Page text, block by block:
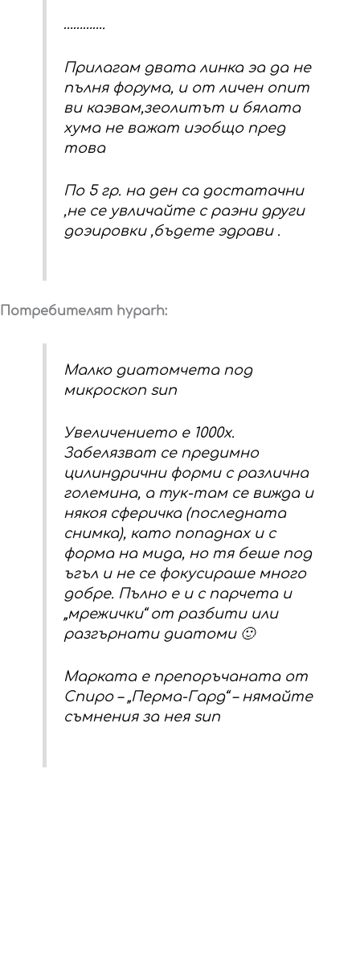
………….
Прилагам двата линка эа да не
пълня форума, и от личен опит
ви каэвам,зеолитът и бялата
хума не важат иэобщо пред
това
По 5 гр. на ден са достатачни
,не се увличайте с раэни други
доэировки ,бъдете эдрави .
Потребителят hyparh:
Малко диатомчета под
микроскоп sun
Увеличението е 1000х.
Забелязват се предимно
цилиндрични форми с различна
големина, а тук-там се вижда и
някоя сферичка (последната
снимка), като попаднах и с
форма на мида, но тя беше под
ъгъл и не се фокусираше много
добре. Пълно е и с парчета и
„мрежички“ от разбити или
разгърнати диатоми 🙂
Марката е препоръчаната от
Спиро – „Перма-Гард“ – нямайте
съмнения за нея sun